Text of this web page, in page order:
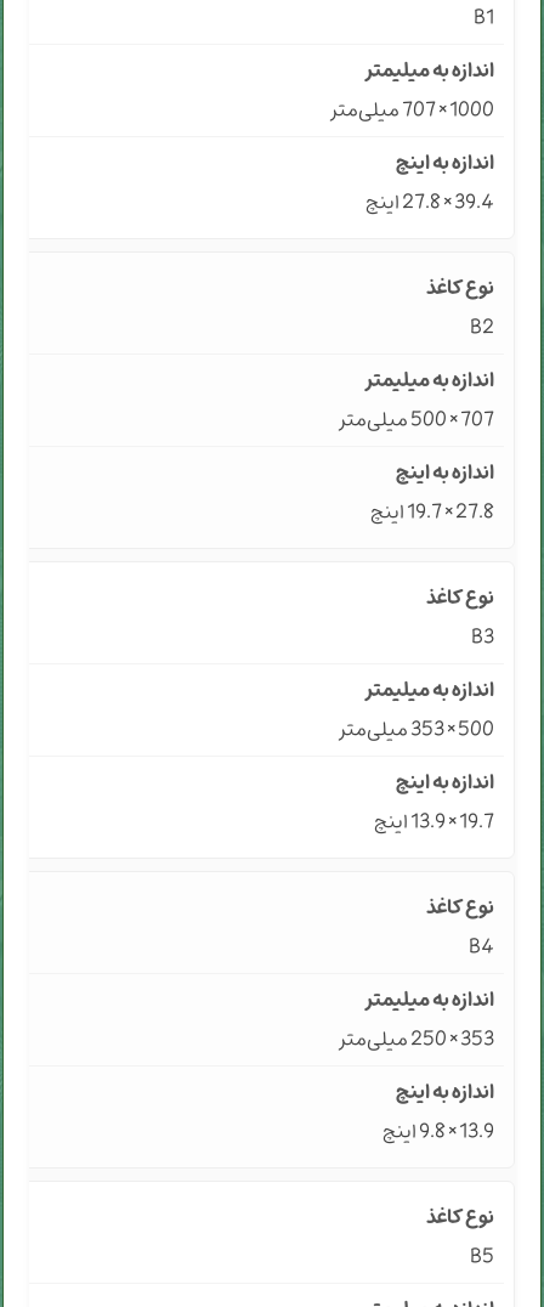
B1
1000 × 707 میلی‌متر
39.4 × 27.8 اینچ
B2
707 × 500 میلی‌متر
27.8 × 19.7 اینچ
B3
500 × 353 میلی‌متر
19.7 × 13.9 اینچ
B4
353 × 250 میلی‌متر
13.9 × 9.8 اینچ
B5